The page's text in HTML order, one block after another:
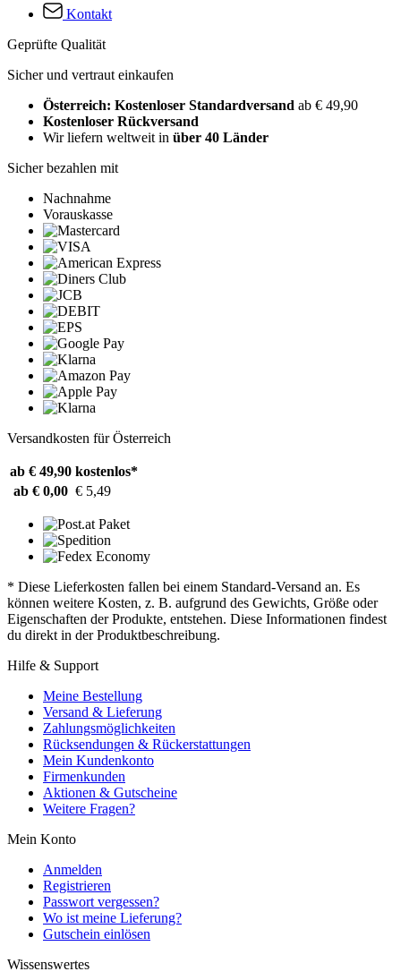
Kontakt
Geprüfte Qualität
Sicher und vertraut einkaufen
Österreich: Kostenloser Standardversand ab € 49,90
Kostenloser Rückversand
Wir liefern weltweit in über 40 Länder
Sicher bezahlen mit
Nachnahme
Vorauskasse
Versandkosten für Österreich
ab € 49,90 kostenlos*
ab € 0,00 € 5,49
* Diese Lieferkosten fallen bei einem Standard-Versand an. Es
können weitere Kosten, z. B. aufgrund des Gewichts, Größe oder
Eigenschaften der Produkte, entstehen. Diese Informationen findest
du direkt in der Produktbeschreibung.
Hilfe & Support
Meine Bestellung
Versand & Lieferung
Zahlungsmöglichkeiten
Rücksendungen & Rückerstattungen
Mein Kundenkonto
Firmenkunden
Aktionen & Gutscheine
Weitere Fragen?
Mein Konto
Anmelden
Registrieren
Passwort vergessen?
Wo ist meine Lieferung?
Gutschein einlösen
Wissenswertes